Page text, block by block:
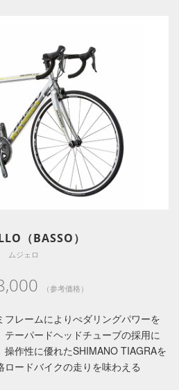
（BASSO）
ムジェロ
（参考価格）
レームによりぺダリングパワーを
ーパードヘッドチューブの採用に
操作性に優れたSHIMANO TIAGRAを
ロードバイクの走りを味わえる